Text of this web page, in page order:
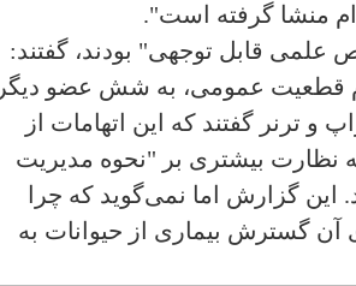
منشا گرفته است".
علمی قابل توجهی" بودند، گفتند:
قطعیت عمومی، به شش عضو دیگر
و ترنر گفتند که این اتهامات از
نظارت بیشتری بر "نحوه مدیریت
در مورد منشا کووید-۱۹" انجام دهند. این گزارش اما نمی‌گوید که چرا
آن گسترش بیماری از حیوانات به